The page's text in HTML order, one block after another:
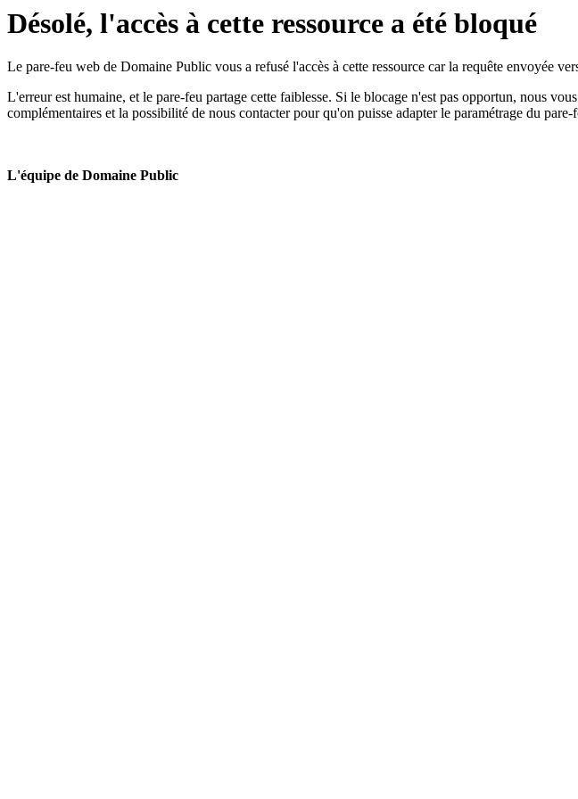
Désolé, l'accès à cette ressource a été bloqué
Le pare-feu web de Domaine Public vous a refusé l'accès à cette ressource car la requête envoyée
L'erreur est humaine, et le pare-feu partage cette faiblesse. Si le blocage n'est pas opportun, nous
complémentaires et la possibilité de nous contacter pour qu'on puisse adapter le paramétrage du pare-
L'équipe de Domaine Public